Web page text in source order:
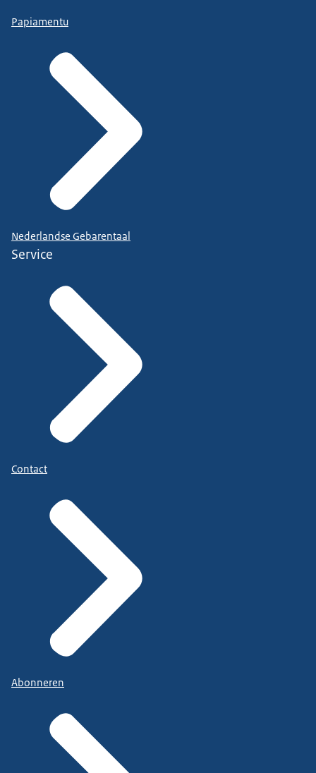
Papiamentu
Nederlandse Gebarentaal
Service
Contact
Abonneren